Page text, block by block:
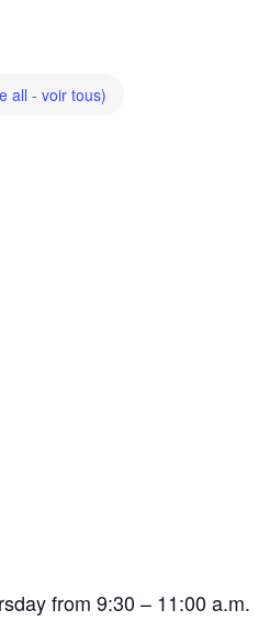
all - voir tous)
from 9:30 – 11:00 a.m.